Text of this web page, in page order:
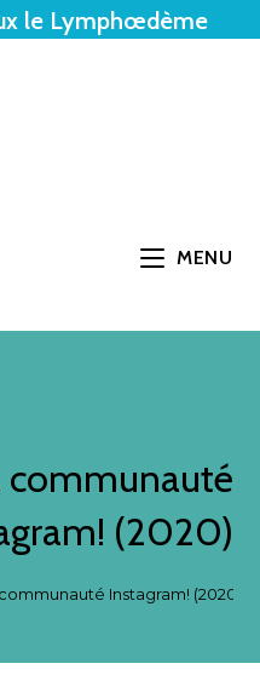
le Lymphœdème
MENU
communauté
(2020)
Instagram! (2020)